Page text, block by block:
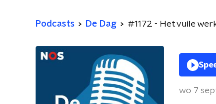
Podcasts De Dag #1172 - Het vuile
wo 7